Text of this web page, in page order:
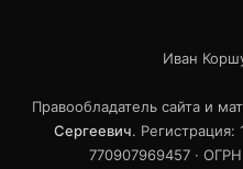
Иван
Правообладатель сайта и
Сергеевич.
770907969457 ·